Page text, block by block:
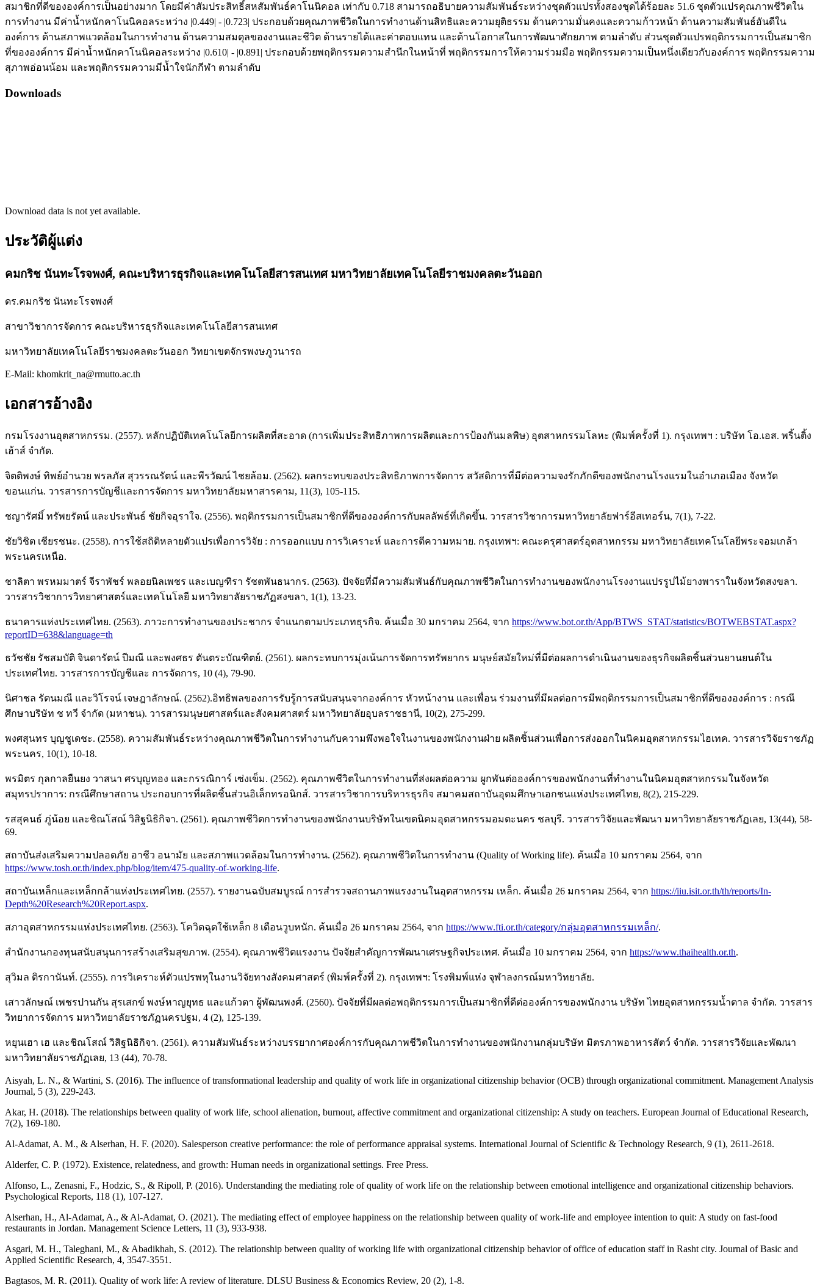
สมาชิกที่ดีขององค์การเป็นอย่างมาก โดยมีค่าสัมประสิทธิ์สหสัมพันธ์คาโนนิคอล เท่ากับ 0.718 สามารถอธิบายความสัมพันธ์ระหว่างชุดตัวแปรทั้งสองชุดได้ร้อยละ 51.6 ชุดตัวแปรคุณภาพชีวิตใน
การทำงาน มีค่าน้ำหนักคาโนนิคอลระหว่าง |0.449| - |0.723| ประกอบด้วยคุณภาพชีวิตในการทำงานด้านสิทธิและความยุติธรรม ด้านความมั่นคงและความก้าวหน้า ด้านความสัมพันธ์อันดีใน
องค์การ ด้านสภาพแวดล้อมในการทำงาน ด้านความสมดุลของงานและชีวิต ด้านรายได้และค่าตอบแทน และด้านโอกาสในการพัฒนาศักยภาพ ตามลำดับ ส่วนชุดตัวแปรพฤติกรรมการเป็นสมาชิก
ที่ขององค์การ มีค่าน้ำหนักคาโนนิคอลระหว่าง |0.610| - |0.891| ประกอบด้วยพฤติกรรมความสำนึกในหน้าที่ พฤติกรรมการให้ความร่วมมือ พฤติกรรมความเป็นหนึ่งเดียวกับองค์การ พฤติกรรมความ
สุภาพอ่อนน้อม และพฤติกรรมความมีน้ำใจนักกีฬา ตามลำดับ
Downloads
Download data is not yet available.
ประวัติผู้แต่ง
คมกริช นันทะโรจพงศ์, คณะบริหารธุรกิจและเทคโนโลยีสารสนเทศ มหาวิทยาลัยเทคโนโลยีราชมงคลตะวันออก
ดร.คมกริช นันทะโรจพงศ์
สาขาวิชาการจัดการ คณะบริหารธุรกิจและเทคโนโลยีสารสนเทศ
มหาวิทยาลัยเทคโนโลยีราชมงคลตะวันออก วิทยาเขตจักรพงษภูวนารถ
E-Mail: khomkrit_na@rmutto.ac.th
เอกสารอ้างอิง
กรมโรงงานอุตสาหกรรม. (2557). หลักปฏิบัติเทคโนโลยีการผลิตที่สะอาด (การเพิ่มประสิทธิภาพการผลิตและการป้องกันมลพิษ) อุตสาหกรรมโลหะ (พิมพ์ครั้งที่ 1). กรุงเทพฯ : บริษัท โอ.เอส. พริ้นติ้ง
เฮ้าส์ จำกัด.
จิตติพงษ์ ทิพย์อำนวย พรลภัส สุวรรณรัตน์ และพีรวัฒน์ ไชยล้อม. (2562). ผลกระทบของประสิทธิภาพการจัดการ สวัสดิการที่มีต่อความจงรักภักดีของพนักงานโรงแรมในอำเภอเมือง จังหวัด
ขอนแก่น. วารสารการบัญชีและการจัดการ มหาวิทยาลัยมหาสารคาม, 11(3), 105-115.
ชญารัศมิ์ ทรัพยรัตน์ และประพันธ์ ชัยกิจอุราใจ. (2556). พฤติกรรมการเป็นสมาชิกที่ดีขององค์การกับผลลัพธ์ที่เกิดขึ้น. วารสารวิชาการมหาวิทยาลัยฟาร์อีสเทอร์น, 7(1), 7-22.
ชัยวิชิต เชียรชนะ. (2558). การใช้สถิติหลายตัวแปรเพื่อการวิจัย : การออกแบบ การวิเคราะห์ และการตีความหมาย. กรุงเทพฯ: คณะครุศาสตร์อุตสาหกรรม มหาวิทยาลัยเทคโนโลยีพระจอมเกล้า
พระนครเหนือ.
ชาลิตา พรหมมาตร์ จีราพัชร์ พลอยนิลเพชร และเบญฑิรา รัชตพันธนากร. (2563). ปัจจัยที่มีความสัมพันธ์กับคุณภาพชีวิตในการทำงานของพนักงานโรงงานแปรรูปไม้ยางพาราในจังหวัดสงขลา.
วารสารวิชาการวิทยาศาสตร์และเทคโนโลยี มหาวิทยาลัยราชภัฏสงขลา, 1(1), 13-23.
ธนาคารแห่งประเทศไทย. (2563). ภาวะการทำงานของประชากร จำแนกตามประเภทธุรกิจ. ค้นเมื่อ 30 มกราคม 2564, จาก https://www.bot.or.th/App/BTWS_STAT/statistics/BOTWEBSTAT.aspx?
reportID=638&language=th
ธวัชชัย รัชสมบัติ จินดารัตน์ ปีมณี และพงศธร ตันตระบัณฑิตย์. (2561). ผลกระทบการมุ่งเน้นการจัดการทรัพยากร มนุษย์สมัยใหม่ที่มีต่อผลการดำเนินงานของธุรกิจผลิตชิ้นส่วนยานยนต์ใน
ประเทศไทย. วารสารการบัญชีและ การจัดการ, 10 (4), 79-90.
นิศาชล รัตนมณี และวิโรจน์ เจษฎาลักษณ์. (2562).อิทธิพลของการรับรู้การสนับสนุนจากองค์การ หัวหน้างาน และเพื่อน ร่วมงานที่มีผลต่อการมีพฤติกรรมการเป็นสมาชิกที่ดีขององค์การ : กรณี
ศึกษาบริษัท ช ทวี จำกัด (มหาชน). วารสารมนุษยศาสตร์และสังคมศาสตร์ มหาวิทยาลัยอุบลราชธานี, 10(2), 275-299.
พงศสุนทร บุญชูเดชะ. (2558). ความสัมพันธ์ระหว่างคุณภาพชีวิตในการทำงานกับความพึงพอใจในงานของพนักงานฝ่าย ผลิตชิ้นส่วนเพื่อการส่งออกในนิคมอุตสาหกรรมไฮเทค. วารสารวิจัยราชภัฏ
พระนคร, 10(1), 10-18.
พรมิตร กุลกาลยืนยง วาสนา ศรบุญทอง และกรรณิการ์ เซ่งเข็ม. (2562). คุณภาพชีวิตในการทำงานที่ส่งผลต่อความ ผูกพันต่อองค์การของพนักงานที่ทำงานในนิคมอุตสาหกรรมในจังหวัด
สมุทรปราการ: กรณีศึกษาสถาน ประกอบการที่ผลิตชิ้นส่วนอิเล็กทรอนิกส์. วารสารวิชาการบริหารธุรกิจ สมาคมสถาบันอุดมศึกษาเอกชนแห่งประเทศไทย, 8(2), 215-229.
รสสุคนธ์ ภู่น้อย และชิณโสณ์ วิสิฐนิธิกิจา. (2561). คุณภาพชีวิตการทำงานของพนักงานบริษัทในเขตนิคมอุตสาหกรรมอมตะนคร ชลบุรี. วารสารวิจัยและพัฒนา มหาวิทยาลัยราชภัฏเลย, 13(44), 58-
69.
สถาบันส่งเสริมความปลอดภัย อาชีว อนามัย และสภาพแวดล้อมในการทำงาน. (2562). คุณภาพชีวิตในการทำงาน (Quality of Working life). ค้นเมื่อ 10 มกราคม 2564, จาก
https://www.tosh.or.th/index.php/blog/item/475-quality-of-working-life.
สถาบันเหล็กและเหล็กกล้าแห่งประเทศไทย. (2557). รายงานฉบับสมบูรณ์ การสำรวจสถานภาพแรงงานในอุตสาหกรรม เหล็ก. ค้นเมื่อ 26 มกราคม 2564, จาก https://iiu.isit.or.th/th/reports/In-
Depth%20Research%20Report.aspx.
สภาอุตสาหกรรมแห่งประเทศไทย. (2563). โควิดฉุดใช้เหล็ก 8 เดือนวูบหนัก. ค้นเมื่อ 26 มกราคม 2564, จาก https://www.fti.or.th/category/กลุ่มอุตสาหกรรมเหล็ก/.
สำนักงานกองทุนสนับสนุนการสร้างเสริมสุขภาพ. (2554). คุณภาพชีวิตแรงงาน ปัจจัยสำคัญการพัฒนาเศรษฐกิจประเทศ. ค้นเมื่อ 10 มกราคม 2564, จาก https://www.thaihealth.or.th.
สุวิมล ติรกานันท์. (2555). การวิเคราะห์ตัวแปรพหุในงานวิจัยทางสังคมศาสตร์ (พิมพ์ครั้งที่ 2). กรุงเทพฯ: โรงพิมพ์แห่ง จุฬาลงกรณ์มหาวิทยาลัย.
เสาวลักษณ์ เพชรปานกัน สุรเสกข์ พงษ์หาญยุทธ และแก้วตา ผู้พัฒนพงศ์. (2560). ปัจจัยที่มีผลต่อพฤติกรรมการเป็นสมาชิกที่ดีต่อองค์การของพนักงาน บริษัท ไทยอุตสาหกรรมน้ำตาล จำกัด. วารสาร
วิทยาการจัดการ มหาวิทยาลัยราชภัฏนครปฐม, 4 (2), 125-139.
หยุนเฮา เฮ และชิณโสณ์ วิสิฐนิธิกิจา. (2561). ความสัมพันธ์ระหว่างบรรยากาศองค์การกับคุณภาพชีวิตในการทำงานของพนักงานกลุ่มบริษัท มิตรภาพอาหารสัตว์ จำกัด. วารสารวิจัยและพัฒนา
มหาวิทยาลัยราชภัฏเลย, 13 (44), 70-78.
Aisyah, L. N., & Wartini, S. (2016). The influence of transformational leadership and quality of work life in organizational citizenship behavior (OCB) through organizational commitment. Management Analysis
Journal, 5 (3), 229-243.
Akar, H. (2018). The relationships between quality of work life, school alienation, burnout, affective commitment and organizational citizenship: A study on teachers. European Journal of Educational Research,
7(2), 169-180.
Al-Adamat, A. M., & Alserhan, H. F. (2020). Salesperson creative performance: the role of performance appraisal systems. International Journal of Scientific & Technology Research, 9 (1), 2611-2618.
Alderfer, C. P. (1972). Existence, relatedness, and growth: Human needs in organizational settings. Free Press.
Alfonso, L., Zenasni, F., Hodzic, S., & Ripoll, P. (2016). Understanding the mediating role of quality of work life on the relationship between emotional intelligence and organizational citizenship behaviors.
Psychological Reports, 118 (1), 107-127.
Alserhan, H., Al-Adamat, A., & Al-Adamat, O. (2021). The mediating effect of employee happiness on the relationship between quality of work-life and employee intention to quit: A study on fast-food
restaurants in Jordan. Management Science Letters, 11 (3), 933-938.
Asgari, M. H., Taleghani, M., & Abadikhah, S. (2012). The relationship between quality of working life with organizational citizenship behavior of office of education staff in Rasht city. Journal of Basic and
Applied Scientific Research, 4, 3547-3551.
Bagtasos, M. R. (2011). Quality of work life: A review of literature. DLSU Business & Economics Review, 20 (2), 1-8.